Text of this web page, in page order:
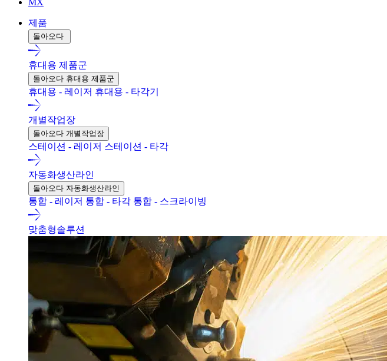
MX
제품
돌아오다
휴대용 제품군
돌아오다 휴대용 제품군
휴대용 - 레이저 휴대용 - 타각기
개별작업장
돌아오다 개별작업장
스테이션 - 레이저 스테이션 - 타각
자동화생산라인
돌아오다 자동화생산라인
통합 - 레이저 통합 - 타각 통합 - 스크라이빙
맞춤형솔루션